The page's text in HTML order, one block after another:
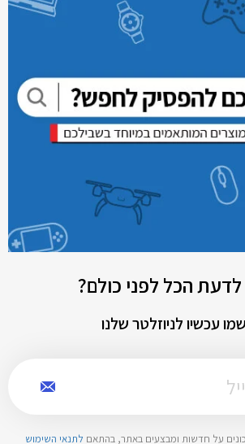
לדעת הכל לפני כולם?
עכשיו לניוזלטר שלנו
על חדשות ומבצעים באתר, בהתאם לתנאי השימוש